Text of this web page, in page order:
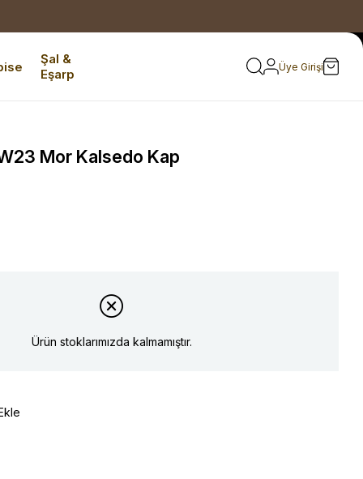
Şal &
Eşarp
Üye Girişi
Mor Kalsedo Kap
Ürün stoklarımızda kalmamıştır.